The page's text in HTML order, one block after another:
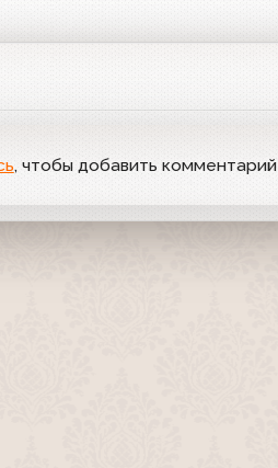
, чтобы добавить комментарий